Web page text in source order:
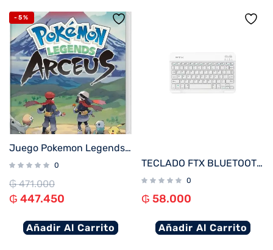
-5%
Juego Pokemon Legends Arceus para Nintendo Switch
0
₲471.000
₲ 447.450
Añadir Al Carrito
TECLADO FTX BLUETOOTH FTXB09 POR/BLANCO
0
₲ 58.000
Añadir Al Carrito